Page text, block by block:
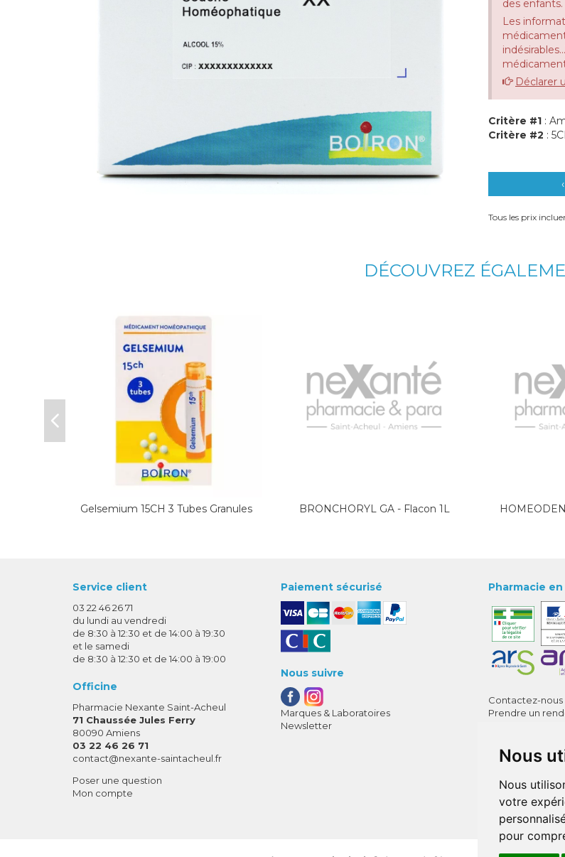
Nous
Nous
votre
pour
des enfants.
Les
Déclarer
Critère #1 :
Critère #2 :
Tous les prix
DÉCOUVREZ
Gelsemium 15CH 3 Tubes Granules BRONCHORYL GA - Flacon 1L
Service client
03 22 46 26 71
du lundi au vendredi
de 8:30 à 12:30 et de 14:00 à 19:30
et le samedi
de 8:30 à 12:30 et de 14:00 à 19:00
Officine
Pharmacie Nexante Saint-Acheul
71 Chaussée Jules Ferry
80090 Amiens
03 22 46 26 71
contact-
@-
nexante-saintacheul.fr
Poser une question
Mon compte
Paiement sécurisé
Nous suivre
Marques & Laboratoires
Newsletter
Pharmacie
Contactez-nous
Prendre un
Mentions
Données
Mes
Annuaire des